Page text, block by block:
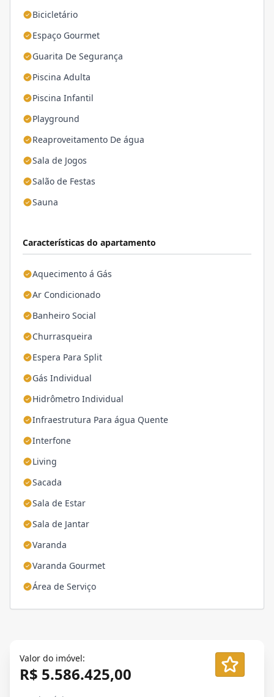
Bicicletário
Espaço Gourmet
Guarita De Segurança
Piscina Adulta
Piscina Infantil
Playground
Reaproveitamento De água
Sala de Jogos
Salão de Festas
Sauna
Características do apartamento
Aquecimento á Gás
Ar Condicionado
Banheiro Social
Churrasqueira
Espera Para Split
Gás Individual
Hidrômetro Individual
Infraestrutura Para água Quente
Interfone
Living
Sacada
Sala de Estar
Sala de Jantar
Varanda
Varanda Gourmet
Área de Serviço
Valor do imóvel:
R$ 5.586.425,00